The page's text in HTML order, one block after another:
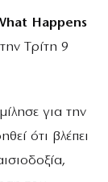
Happens
Τρίτη 9
για την
ότι βλέπει